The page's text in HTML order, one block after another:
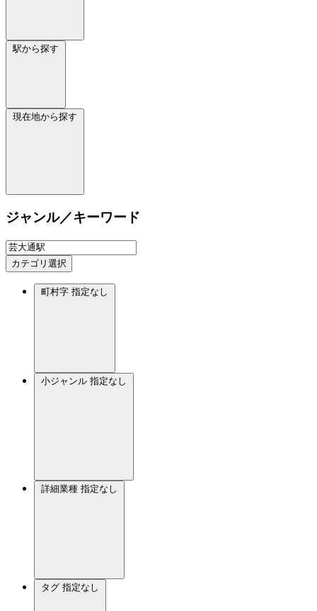
駅から探す
現在地から探す
ジャンル／キーワード
カテゴリ選択
町村字 指定なし
小ジャンル 指定なし
詳細業種 指定なし
タグ 指定なし